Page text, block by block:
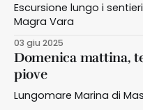
Escursione lungo i
Magra Vara
03 giu 2025
Domenica mattina,
piove
Lungomare Marina di